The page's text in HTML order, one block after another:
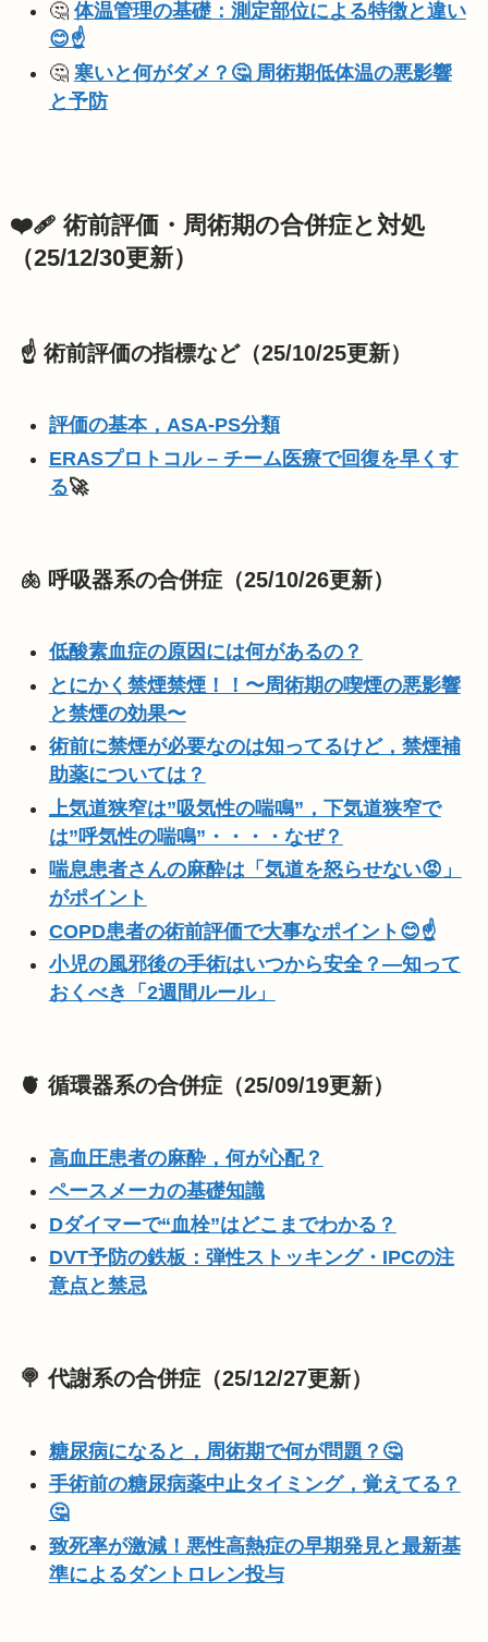
🤔 体温管理の基礎：測定部位による特徴と違い
😊☝️
🤔 寒いと何がダメ？🤔 周術期低体温の悪影響
と予防
❤️‍🩹 術前評価・周術期の合併症と対処
（25/12/30更新）
☝️ 術前評価の指標など（25/10/25更新）
評価の基本，ASA-PS分類
ERASプロトコル – チーム医療で回復を早くす
る🚀
🫁 呼吸器系の合併症（25/10/26更新）
低酸素血症の原因には何があるの？
とにかく禁煙禁煙！！〜周術期の喫煙の悪影響
と禁煙の効果〜
術前に禁煙が必要なのは知ってるけど，禁煙補
助薬については？
上気道狭窄は”吸気性の喘鳴”，下気道狭窄で
は”呼気性の喘鳴”・・・・なぜ？
喘息患者さんの麻酔は「気道を怒らせない😡」
がポイント
COPD患者の術前評価で大事なポイント😊☝️
小児の風邪後の手術はいつから安全？—知って
おくべき「2週間ルール」
🫀 循環器系の合併症（25/09/19更新）
高血圧患者の麻酔，何が心配？
ペースメーカの基礎知識
Dダイマーで“血栓”はどこまでわかる？
DVT予防の鉄板：弾性ストッキング・IPCの注
意点と禁忌
🍭 代謝系の合併症（25/12/27更新）
糖尿病になると，周術期で何が問題？🤔
手術前の糖尿病薬中止タイミング，覚えてる？
🤔
致死率が激減！悪性高熱症の早期発見と最新基
準によるダントロレン投与